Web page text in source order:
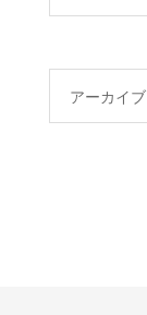
アーカイブ